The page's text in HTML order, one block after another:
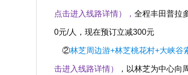
点击进入线路详情）， 全程丰田普拉
0元/人，现在预订立减300元
②林芝周边游+林芝桃花村+大峡谷
击进入线路详情） ， 以林芝为中心向